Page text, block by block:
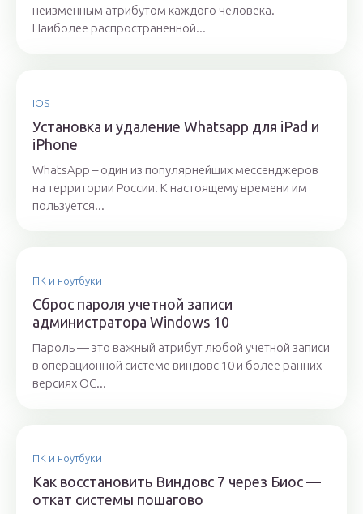
неизменным атрибутом каждого человека.
Наиболее распространенной...
IOS
Установка и удаление Whatsapp для iPad и
iPhone
WhatsApp – один из популярнейших мессенджеров
на территории России. К настоящему времени им
пользуется...
ПК и ноутбуки
Сброс пароля учетной записи
администратора Windows 10
Пароль — это важный атрибут любой учетной записи
в операционной системе виндовс 10 и более ранних
версиях ОС...
ПК и ноутбуки
Как восстановить Виндовс 7 через Биос —
откат системы пошагово